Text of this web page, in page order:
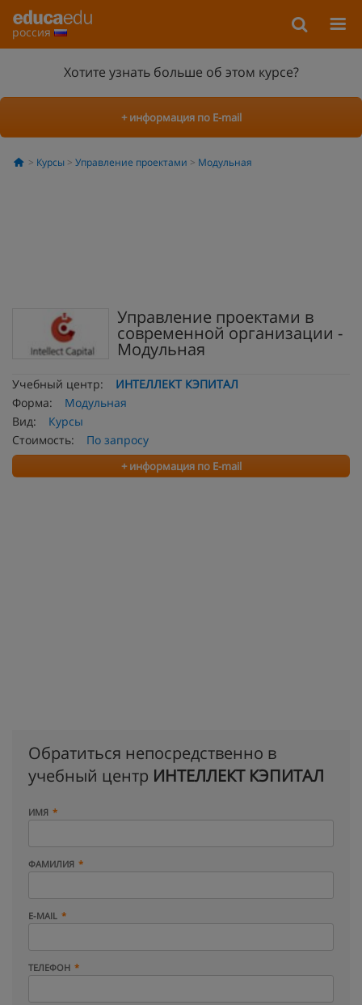
россия
Хотите узнать больше об этом курсе?
+ информация по E-mail
Курсы Управление проектами Модульная
Управление проектами в
современной организации -
Модульная
Учебный центр:
ИНТЕЛЛЕКТ КЭПИТАЛ
Форма:
Модульная
Вид:
Курсы
Стоимость:
По запросу
+ информация по E-mail
Обратиться непосредственно в
учебный центр ИНТЕЛЛЕКТ КЭПИТАЛ
ИМЯ
ФАМИЛИЯ
E-MAIL
ТЕЛЕФОН